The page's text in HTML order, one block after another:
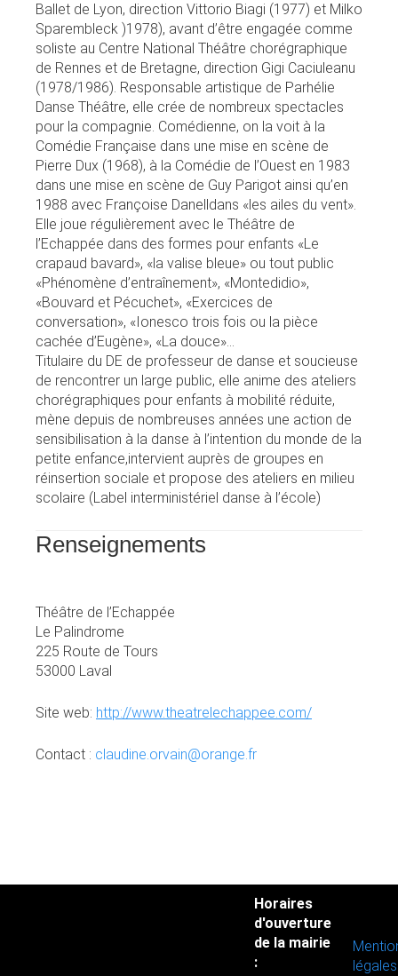
Ballet de Lyon, direction Vittorio Biagi (1977) et Milko
Sparembleck )1978), avant d’être engagée comme
soliste au Centre National Théâtre chorégraphique
de Rennes et de Bretagne, direction Gigi Caciuleanu
(1978/1986). Responsable artistique de Parhélie
Danse Théâtre, elle crée de nombreux spectacles
pour la compagnie. Comédienne, on la voit à la
Comédie Française dans une mise en scène de
Pierre Dux (1968), à la Comédie de l’Ouest en 1983
dans une mise en scène de Guy Parigot ainsi qu’en
1988 avec Françoise Danelldans «les ailes du vent».
Elle joue régulièrement avec le Théâtre de
l’Echappée dans des formes pour enfants «Le
crapaud bavard», «la valise bleue» ou tout public
«Phénomène d’entraînement», «Montedidio»,
«Bouvard et Pécuchet», «Exercices de
conversation», «Ionesco trois fois ou la pièce
cachée d’Eugène», «La douce»…
Titulaire du DE de professeur de danse et soucieuse
de rencontrer un large public, elle anime des ateliers
chorégraphiques pour enfants à mobilité réduite,
mène depuis de nombreuses années une action de
sensibilisation à la danse à l’intention du monde de la
petite enfance,intervient auprès de groupes en
réinsertion sociale et propose des ateliers en milieu
scolaire (Label interministériel danse à l’école)
Renseignements
Théâtre de l’Echappée
Le Palindrome
225 Route de Tours
53000 Laval
Site web: http://www.theatrelechappee.com/
Contact : claudine.orvain@orange.fr
Horaires
d'ouverture
de la mairie
:
légales